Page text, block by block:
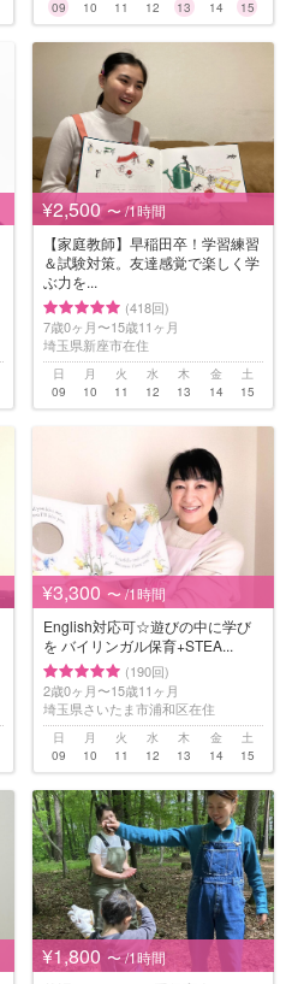
09 10 11 12 13 14 15
¥2,500 〜 /1時間
【家庭教師】早稲田卒！学習練習
＆試験対策。友達感覚で楽しく学
ぶ力を...
(418回)
7歳0ヶ月〜15歳11ヶ月
埼玉県新座市在住
日
09
月
10
火
11
水
12
木
13
金
14
土
15
¥3,300 〜 /1時間
English対応可☆遊びの中に学び
を バイリンガル保育+STEA...
(190回)
2歳0ヶ月〜15歳11ヶ月
埼玉県さいたま市浦和区在住
日
09
月
10
火
11
水
12
木
13
金
14
土
15
¥1,800 〜 /1時間